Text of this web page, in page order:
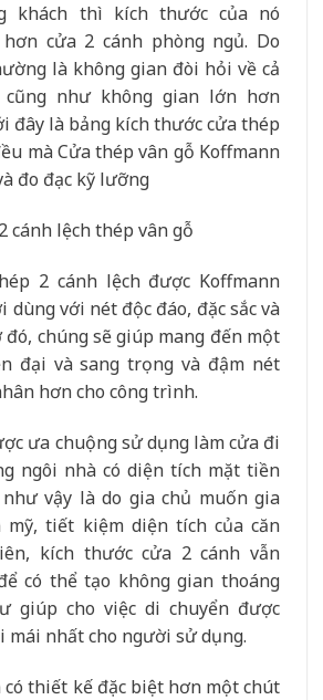
khách thì kích thước của nó
cửa 2 cánh phòng ngủ. Do
là không gian đòi hỏi về cả
như không gian lớn hơn
đây là bảng kích thước cửa thép
mà Cửa thép vân gỗ Koffmann
đo đạc kỹ lưỡng
cánh lệch thép vân gỗ
2 cánh lệch được Koffmann
dùng với nét độc đáo, đặc sắc và
chúng sẽ giúp mang đến một
đại và sang trọng và đậm nét
hơn cho công trình.
ưa chuộng sử dụng làm cửa đi
ngôi nhà có diện tích mặt tiền
vậy là do gia chủ muốn gia
tiết kiệm diện tích của căn
kích thước cửa 2 cánh vẫn
có thể tạo không gian thoáng
giúp cho việc di chuyển được
nhất cho người sử dụng.
có thiết kế đặc biệt hơn một chút